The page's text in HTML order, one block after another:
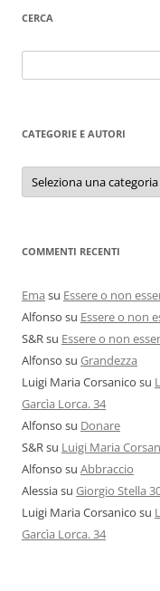
CERCA
per:
CATEGORIE E AUTORI
Categorie
autori
COMMENTI RECENTI
Ema su Essere o non
Alfonso su Essere o non
S&Rsu Essere o non
Alfonso su Grandezza
Luigi Maria Corsanico su
Garcìa Lorca. 34
Alfonso su Donare
S&Rsu Luigi Maria
Alfonso su Abbraccio
Alessiasu Giorgio Stella
Luigi Maria Corsanico su
Garcìa Lorca. 34